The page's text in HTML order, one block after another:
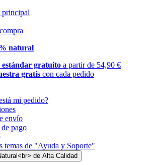
principal
natural
estándar gratuito a partir de 54,90 €
gratis con cada pedido
mi pedido?
envío
pago
temas de "Ayuda y Soporte"